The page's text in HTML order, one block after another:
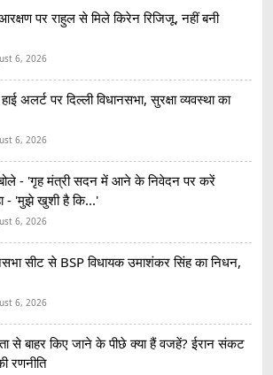
पर राहुल से मिले किरेन रिजिजू, नहीं बनी
6, 2026
अलर्ट पर दिल्ली विधानसभा, सुरक्षा व्यवस्था का
6, 2026
बोले - 'गृह मंत्री सदन में आने के निवेदन पर करें
- 'मुझे खुशी है कि...'
6, 2026
सीट से BSP विधायक उमाशंकर सिंह का निधन,
6, 2026
से बाहर किए जाने के पीछे क्या हैं वजहें? ईरान संकट
रणनीति